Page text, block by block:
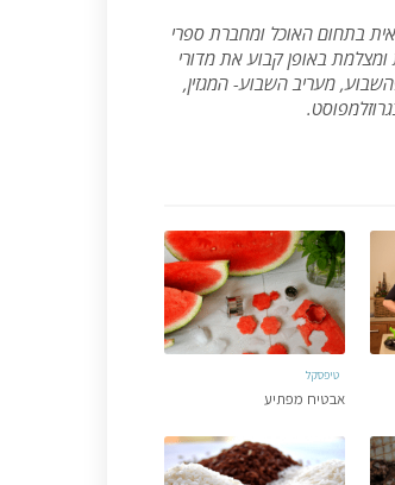
בתחום האוכל ומחברת ספרי
ומצלמת באופן קבוע את מדורי
מעריב השבוע- המגזין,
טיפסקל
אבטיח מפתיע